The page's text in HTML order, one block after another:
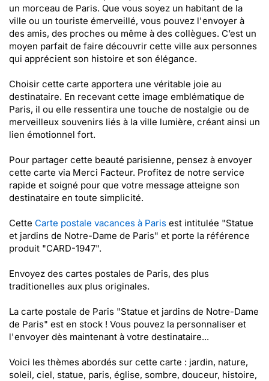
un morceau de Paris. Que vous soyez un habitant de la
ville ou un touriste émerveillé, vous pouvez l'envoyer à
des amis, des proches ou même à des collègues. C’est un
moyen parfait de faire découvrir cette ville aux personnes
qui apprécient son histoire et son élégance.
Choisir cette carte apportera une véritable joie au
destinataire. En recevant cette image emblématique de
Paris, il ou elle ressentira une touche de nostalgie ou de
merveilleux souvenirs liés à la ville lumière, créant ainsi un
lien émotionnel fort.
Pour partager cette beauté parisienne, pensez à envoyer
cette carte via Merci Facteur. Profitez de notre service
rapide et soigné pour que votre message atteigne son
destinataire en toute simplicité.
Cette Carte postale vacances à Paris est intitulée "Statue
et jardins de Notre-Dame de Paris" et porte la référence
produit "CARD-1947".
Envoyez des cartes postales de Paris, des plus
traditionelles aux plus originales.
La carte postale de Paris "Statue et jardins de Notre-Dame
de Paris" est en stock ! Vous pouvez la personnaliser et
l'envoyer dès maintenant à votre destinataire...
Voici les thèmes abordés sur cette carte : jardin, nature,
soleil, ciel, statue, paris, église, sombre, douceur, histoire,